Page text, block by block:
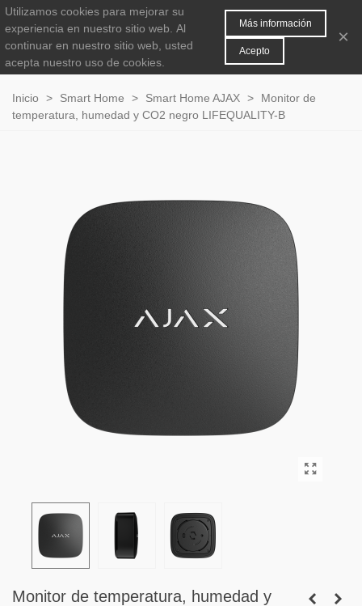
0
Inicio > Smart Home > Smart Home AJAX >
Monitor de
temperatura, humedad y CO2 negro LIFEQUALITY-B
Monitor de temperatura, humedad y
Utilizamos cookies para mejorar su
experiencia en nuestro sitio web. Al
continuar en nuestro sitio web, usted
acepta nuestro uso de cookies.
Más información
Acepto
×